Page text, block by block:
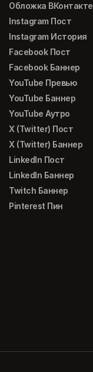
Обложка ВКонтакте
Instagram Пост
Instagram История
Facebook Пост
Facebook Баннер
YouTube Превью
YouTube Баннер
YouTube Аутро
X (Twitter) Пост
X (Twitter) Баннер
LinkedIn Пост
LinkedIn Баннер
Twitch Баннер
Pinterest Пин